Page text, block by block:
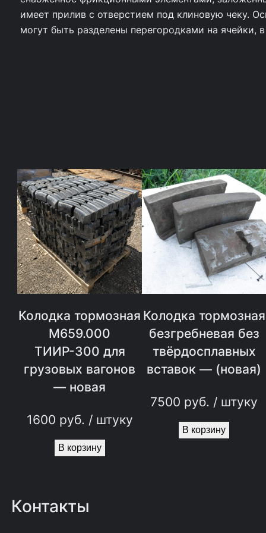
о
К
о
л
о
д
к
л
о
к
м
имеет прилив с отверстием под клиновую чеку.
могут быть разделены перегородками на
Колодка тормозная
М659.000
ТИИР-300 для
грузовых вагонов
— новая
1600 руб. / штуку
В корзину
Колодка тормозная
безгребневая без
твёрдосплавных
вставок — (новая)
7500 руб. / штуку
В корзину
Контакты